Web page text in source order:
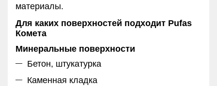
материалы.
Для каких поверхностей подходит Pufas
Комета
Минеральные поверхности
Бетон, штукатурка
Каменная кладка